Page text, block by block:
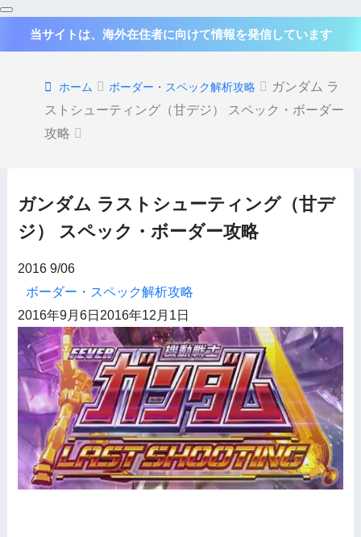
当サイトは、海外在住者に向けて情報を発信しています
ホーム ボーダー・スペック解析攻略
ガンダム ラ
ストシューティング（甘デジ） スペック・ボーダー
攻略
ガンダム ラストシューティング（甘デ
ジ） スペック・ボーダー攻略
2016 9/06
ボーダー・スペック解析攻略
2016年9月6日 2016年12月1日